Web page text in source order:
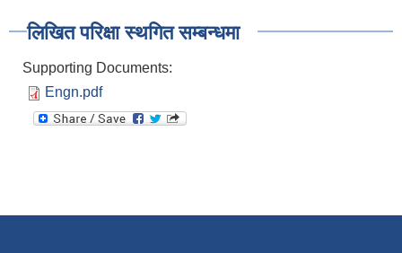
लिखित परिक्षा स्थगित सम्बन्धमा
Supporting Documents:
Engn.pdf